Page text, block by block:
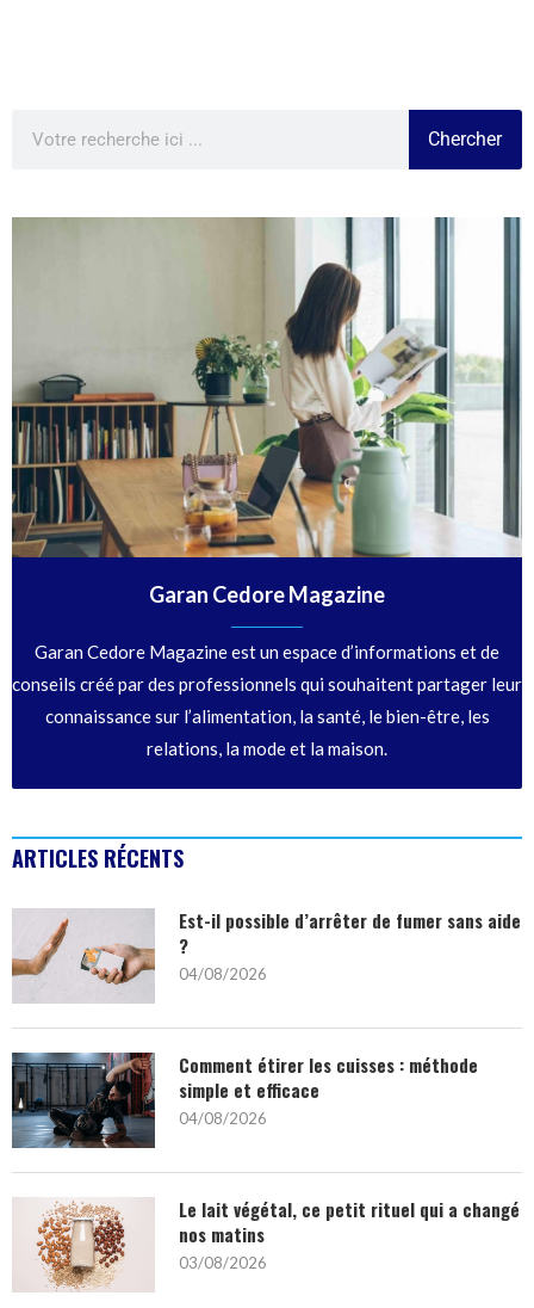
Chercher
Garan Cedore Magazine
Garan Cedore Magazine est un espace d’informations et de
conseils créé par des professionnels qui souhaitent partager leur
connaissance sur l’alimentation, la santé, le bien-être, les
relations, la mode et la maison.
ARTICLES RÉCENTS
Est-il possible d’arrêter de fumer sans aide
?
04/08/2026
Comment étirer les cuisses : méthode
simple et efficace
04/08/2026
Le lait végétal, ce petit rituel qui a changé
nos matins
03/08/2026